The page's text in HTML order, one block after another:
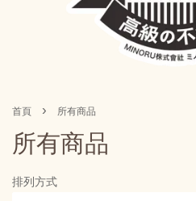
首頁 › 所有商品
所有商品
排列方式